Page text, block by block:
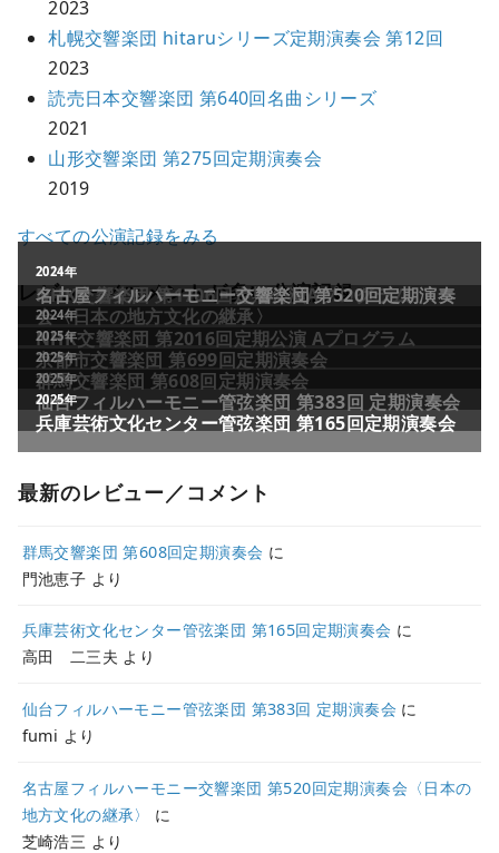
2023
札幌交響楽団 hitaruシリーズ定期演奏会 第12回
2023
読売日本交響楽団 第640回名曲シリーズ
2021
山形交響楽団 第275回定期演奏会
2019
すべての公演記録をみる
レビュー／コメントが多い公演記録
2011年
NHK交響楽団 第1706回定期公演Aプログラム
2024年
名古屋フィルハーモニー交響楽団 第520回定期演奏
会〈日本の地方文化の継承〉
2024年
NHK交響楽団 第2016回定期公演 Aプログラム
2025年
京都市交響楽団 第699回定期演奏会
2025年
群馬交響楽団 第608回定期演奏会
2025年
仙台フィルハーモニー管弦楽団 第383回 定期演奏会
2025年
兵庫芸術文化センター管弦楽団 第165回定期演奏会
最新のレビュー／コメント
群馬交響楽団 第608回定期演奏会 に
門池恵子 より
兵庫芸術文化センター管弦楽団 第165回定期演奏会 に
高田 二三夫 より
仙台フィルハーモニー管弦楽団 第383回 定期演奏会 に
fumi より
名古屋フィルハーモニー交響楽団 第520回定期演奏会〈日本の
地方文化の継承〉
に
芝崎浩三 より